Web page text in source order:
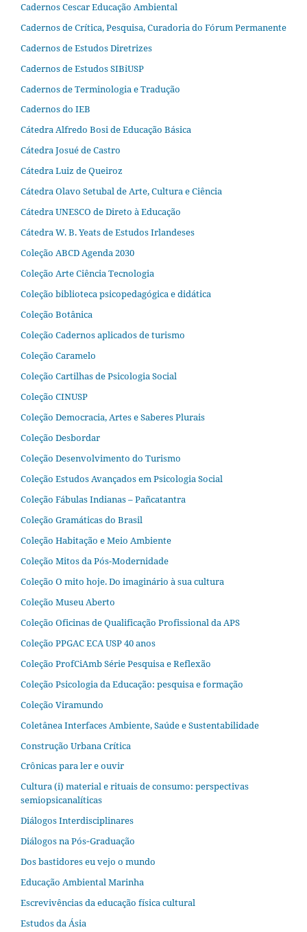
Cadernos Cescar Educação Ambiental
Cadernos de Crítica, Pesquisa, Curadoria do Fórum Permanente
Cadernos de Estudos Diretrizes
Cadernos de Estudos SIBiUSP
Cadernos de Terminologia e Tradução
Cadernos do IEB
Cátedra Alfredo Bosi de Educação Básica
Cátedra Josué de Castro
Cátedra Luiz de Queiroz
Cátedra Olavo Setubal de Arte, Cultura e Ciência
Cátedra UNESCO de Direto à Educação
Cátedra W. B. Yeats de Estudos Irlandeses
Coleção ABCD Agenda 2030
Coleção Arte Ciência Tecnologia
Coleção biblioteca psicopedagógica e didática
Coleção Botânica
Coleção Cadernos aplicados de turismo
Coleção Caramelo
Coleção Cartilhas de Psicologia Social
Coleção CINUSP
Coleção Democracia, Artes e Saberes Plurais
Coleção Desbordar
Coleção Desenvolvimento do Turismo
Coleção Estudos Avançados em Psicologia Social
Coleção Fábulas Indianas – Pañcatantra
Coleção Gramáticas do Brasil
Coleção Habitação e Meio Ambiente
Coleção Mitos da Pós-Modernidade
Coleção O mito hoje. Do imaginário à sua cultura
Coleção Museu Aberto
Coleção Oficinas de Qualificação Profissional da APS
Coleção PPGAC ECA USP 40 anos
Coleção ProfCiAmb Série Pesquisa e Reflexão
Coleção Psicologia da Educação: pesquisa e formação
Coleção Viramundo
Coletânea Interfaces Ambiente, Saúde e Sustentabilidade
Construção Urbana Crítica
Crônicas para ler e ouvir
Cultura (i) material e rituais de consumo: perspectivas
semiopsicanalíticas
Diálogos Interdisciplinares
Diálogos na Pós‐Graduação
Dos bastidores eu vejo o mundo
Educação Ambiental Marinha
Escrevivências da educação física cultural
Estudos da Ásia​